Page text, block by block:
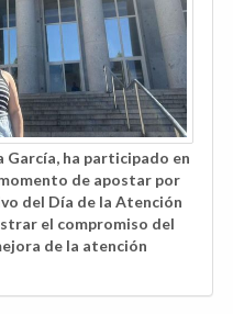
García, ha participado en
de apostar por
del Día de la Atención
el compromiso del
de la atención